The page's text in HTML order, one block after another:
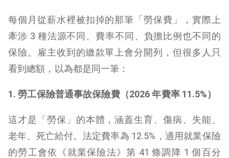
每個月從薪水裡被扣掉的那筆「勞保費」，實際上
牽涉 3 種法源不同、費率不同、負擔比例也不同的
保險。雇主收到的繳款單上會分開列，但很多人只
看到總額，以為都是同一筆：
1. 勞工保險普通事故保險費（2026 年費率 11.5%）
這才是「勞保」的本體，涵蓋生育、傷病、失能、
老年、死亡給付。法定費率為 12.5%，適用就業保險
的勞工會依《就業保險法》第 41 條調降 1 個百分